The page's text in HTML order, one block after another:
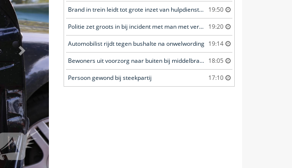
Volgende
Brand in trein leidt tot grote inzet van hulpdiensten 19:50
Politie zet groots in bij incident met man met verward gedrag 19:20
Automobilist rijdt tegen bushalte na onwelwording 19:14
Bewoners uit voorzorg naar buiten bij middelbrand in flatwoning 18:05
Persoon gewond bij steekpartij 17:10